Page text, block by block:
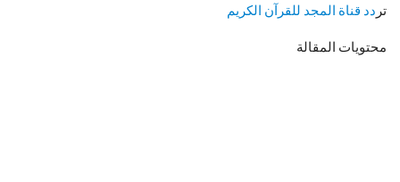
تر دد قناة المجد للقرآن الكريم
محتويات المقالة